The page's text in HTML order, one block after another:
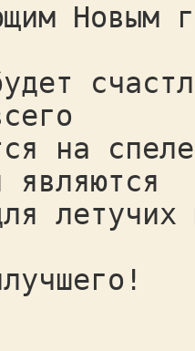
Новым
на
являются